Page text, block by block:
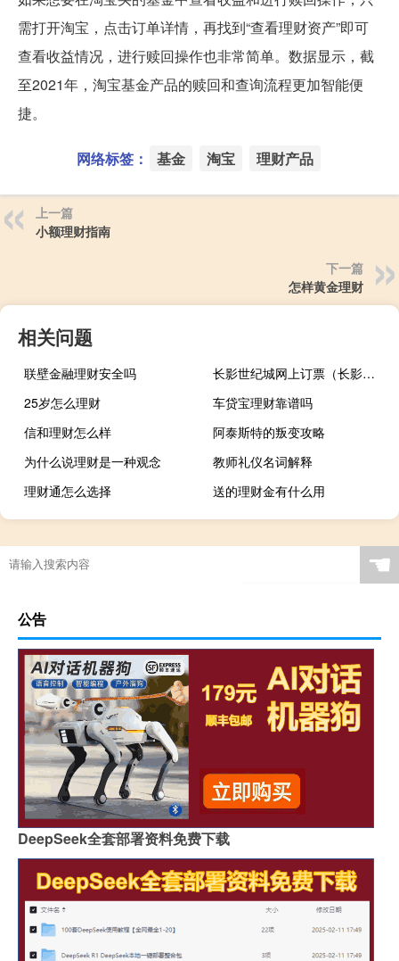
需打开淘宝，点击订单详情，再找到“查看理财资产”即可
查看收益情况，进行赎回操作也非常简单。数据显示，截
至2021年，淘宝基金产品的赎回和查询流程更加智能便
捷。
网络标签： 基金 淘宝 理财产品
上一篇
小额理财指南
下一篇
怎样黄金理财
相关问题
联壁金融理财安全吗
长影世纪城网上订票（长影世纪城团购）
25岁怎么理财
车贷宝理财靠谱吗
信和理财怎么样
阿泰斯特的叛变攻略
为什么说理财是一种观念
教师礼仪名词解释
理财通怎么选择
送的理财金有什么用
☚
公告
DeepSeek全套部署资料免费下载